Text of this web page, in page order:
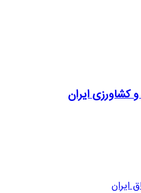
و کشاورزی ایران
ایران